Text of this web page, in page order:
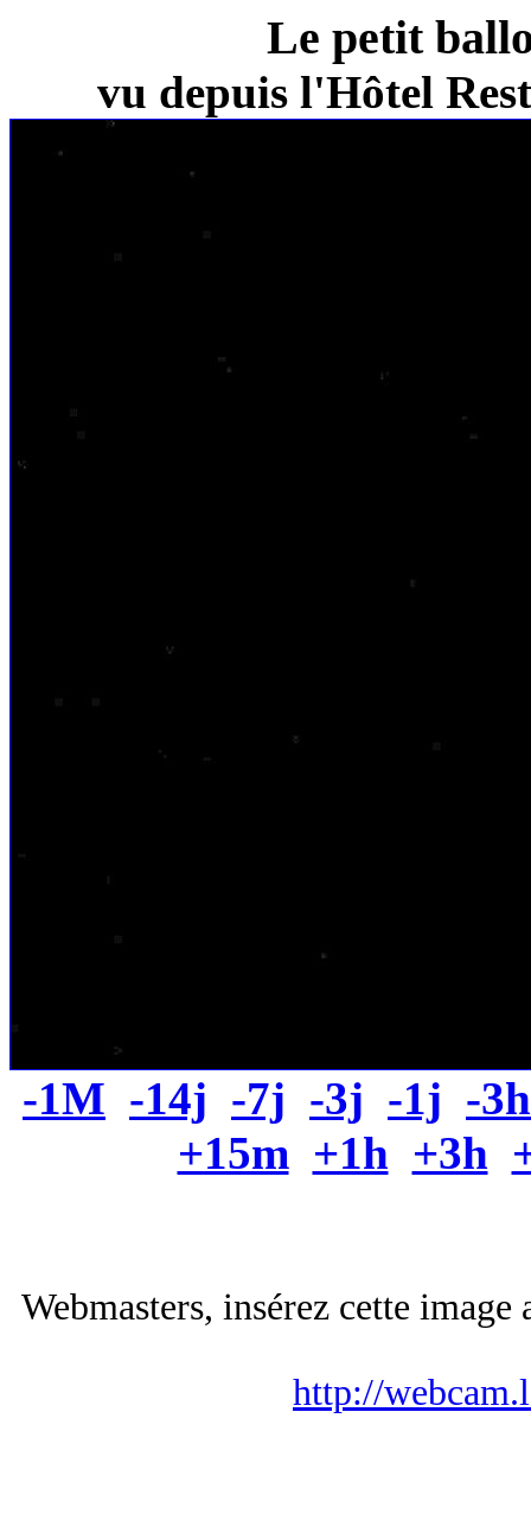
Le petit
vu depuis l'Hôtel
-1M -14j -7j -3j -1j -3h
+15m +1h +3h
Webmasters, insérez cette
http://